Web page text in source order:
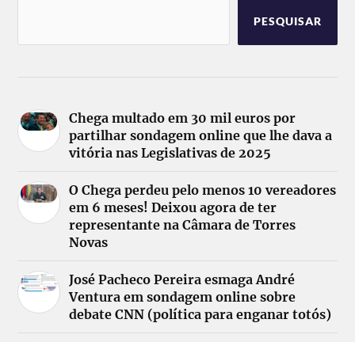
PESQUISAR
Chega multado em 30 mil euros por
partilhar sondagem online que lhe dava a
vitória nas Legislativas de 2025
O Chega perdeu pelo menos 10 vereadores
em 6 meses! Deixou agora de ter
representante na Câmara de Torres
Novas
José Pacheco Pereira esmaga André
Ventura em sondagem online sobre
debate CNN (política para enganar totós)